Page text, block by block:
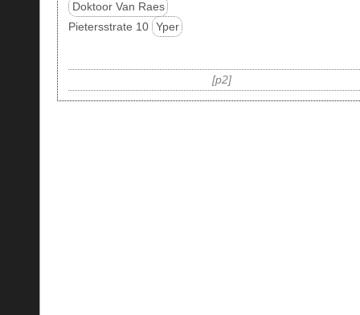
Doktoor Van Raes
Pietersstrate 10 Yper
p2